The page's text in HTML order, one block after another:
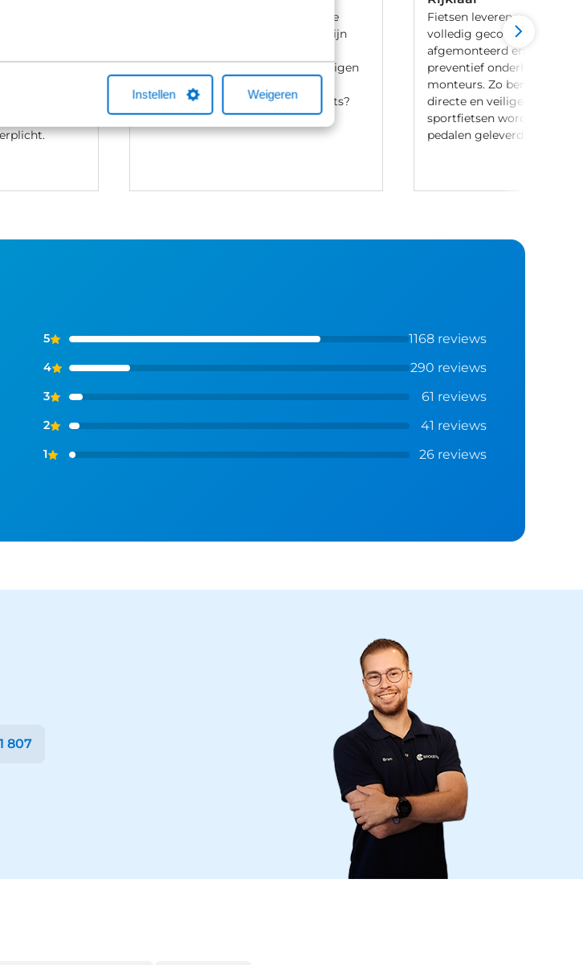
Instellen Weigeren
Kocht
om te
Het
Bij Broekhuis ben je aan het goede
adres om een fiets te leasen. Wij zijn
maatschappijen en hebben onze eigen
Fiets van de Zaak-regeling. Heb je
vragen over het leasen van een fiets?
Neem gerust contact met ons op.
Fietsen leveren we 100%
volledig gecontroleerd,
afgemonteerd en voorzien
preventief onderhoud door
monteurs. Zo ben je
directe en veilige ritten. Let
sportfietsen worden
pedalen geleverd.
5 1168 reviews
4 290 reviews
3 61 reviews
2 41 reviews
1 26 reviews
807